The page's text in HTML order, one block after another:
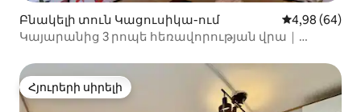
Բնակելի տուն Կացուսիկա-ում Միջին
4,98 (64)
Կայարանից 3 րոպե հեռավորության վրա｜
Գինձա, Ռոպոնգի, Շիբույա՝ փոխադրում առանց
անհրաժեշտության｜9 մարդ｜Ուղիղ ավտոբուս
դեպի Հանեդա｜Կիտասենջյու｜KK
Հյուրերի սիրելի
Հյուրերի սիրելի